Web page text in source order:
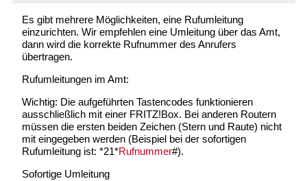
Es gibt mehrere Möglichkeiten, eine Rufumleitung
einzurichten. Wir empfehlen eine Umleitung über das Amt,
dann wird die korrekte Rufnummer des Anrufers
übertragen.
Rufumleitungen im Amt:
Wichtig: Die aufgeführten Tastencodes funktionieren
ausschließlich mit einer FRITZ!Box. Bei anderen Routern
müssen die ersten beiden Zeichen (Stern und Raute) nicht
mit eingegeben werden (Beispiel bei der sofortigen
Rufumleitung ist: *21*Rufnummer#).
Sofortige Umleitung